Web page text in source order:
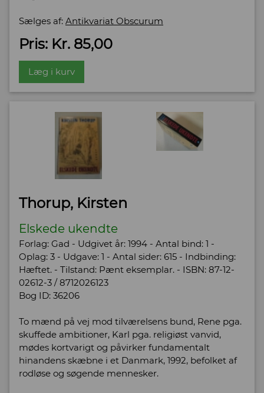
Sælges af: Antikvariat Obscurum
Pris: Kr. 85,00
Læg i kurv
Thorup, Kirsten
Elskede ukendte
Forlag: Gad - Udgivet år: 1994 - Antal bind: 1 -
Oplag: 3 - Udgave: 1 - Antal sider: 615 - Indbinding:
Hæftet. - Tilstand: Pænt eksemplar. - ISBN: 87-12-
02612-3 / 8712026123
Bog ID: 36206
To mænd på vej mod tilværelsens bund, Rene pga.
skuffede ambitioner, Karl pga. religiøst vanvid,
mødes kortvarigt og påvirker fundamentalt
hinandens skæbne i et Danmark, 1992, befolket af
rodløse og søgende mennesker.